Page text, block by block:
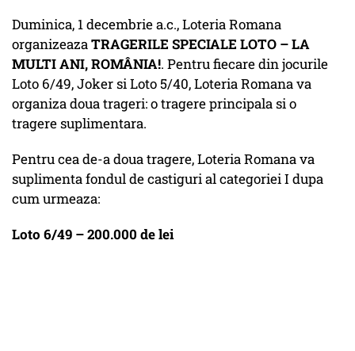
Duminica, 1 decembrie a.c., Loteria Romana
organizeazaTRAGERILE SPECIALE LOTO – LA
MULTI ANI, ROMÂNIA!. Pentru fiecare din jocurile
Loto 6/49, Joker si Loto 5/40, Loteria Romana va
organiza doua trageri: o tragere principala si o
tragere suplimentara.
Pentru cea de-a doua tragere, Loteria Romana va
suplimenta fondul de castiguri al categoriei I dupa
cum urmeaza:
Loto 6/49 – 200.000 de lei